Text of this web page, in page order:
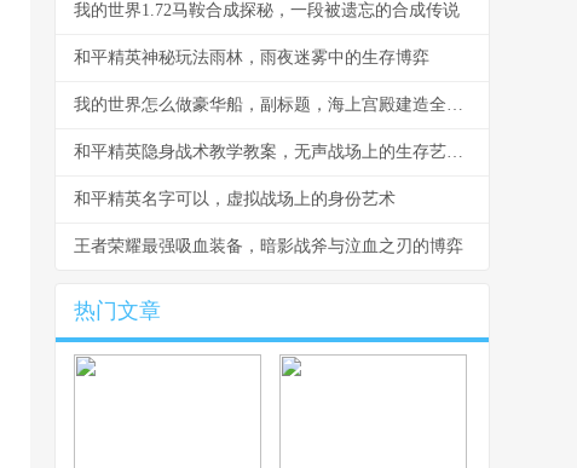
我的世界1.72马鞍合成探秘，一段被遗忘的合成传说
和平精英神秘玩法雨林，雨夜迷雾中的生存博弈
我的世界怎么做豪华船，副标题，海上宫殿建造全指南
和平精英隐身战术教学教案，无声战场上的生存艺术副标题
和平精英名字可以，虚拟战场上的身份艺术
王者荣耀最强吸血装备，暗影战斧与泣血之刃的博弈
热门文章